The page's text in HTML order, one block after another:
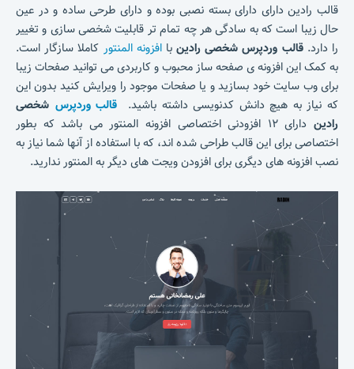
قالب رادین دارای دارای بسته نصبی بوده و دارای طرحی ساده و در عین
حال زیبا است که به سادگی هر چه تمام تر قابلیت شخصی سازی و تغییر
را دارد.قالب وردپرس شخصی رادینباافزونه المنتور کاملا سازگار است.
به کمک این افزونه ی صفحه ساز محبوب و کاربردی می توانید صفحات زیبا
برای وب سایت خود بسازید و یا صفحات موجود را ویرایش کنید بدون این
که نیاز به هیچ دانش کدنویسی داشته باشید. قالب وردپرس شخصی
رادین
دارای ۱۲ افزودنی اختصاصی افزونه المنتور می باشد که بطور
اختصاصی برای این قالب طراحی شده اند، که با استفاده از آنها شما نیاز به
نصب افزونه های دیگری برای افزودن ویجت های دیگر به المنتور ندارید.